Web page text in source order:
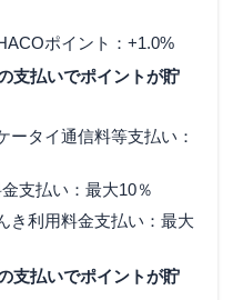
ポイント：+1.0%
支払いでポイントが貯
ータイ通信料等支払い：
支払い：最大10％
き利用料金支払い：最大
支払いでポイントが貯